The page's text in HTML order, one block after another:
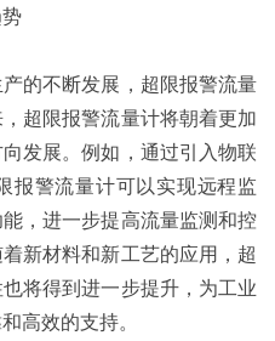
的不断发展，超限报警流量
超限报警流量计将朝着更加
发展。例如，通过引入物联
报警流量计可以实现远程监
，进一步提高流量监测和控
新材料和新工艺的应用，超
将得到进一步提升，为工业
高效的支持。